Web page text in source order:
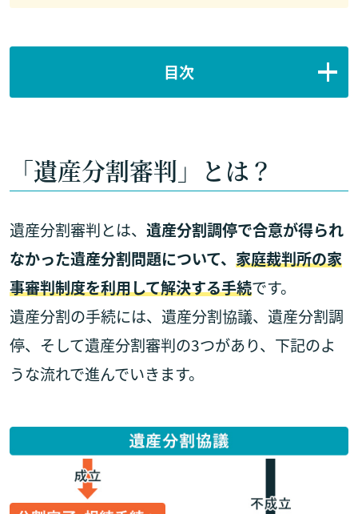
目次
「遺産分割審判」とは？
遺産分割審判とは、 遺産分割調停で合意が得られ
なかった遺産分割問題について、 家庭裁判所の家
事審判制度を利用して解決する手続です。
遺産分割の手続には、遺産分割協議、遺産分割調
停、そして遺産分割審判の3つがあり、下記のよ
うな流れで進んでいきます。